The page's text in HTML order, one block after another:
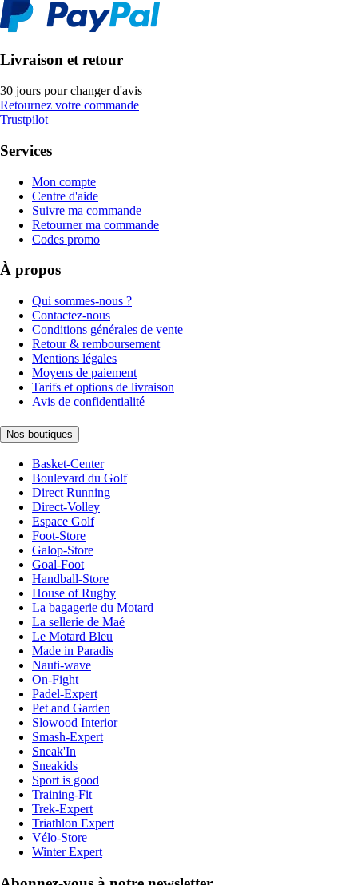
Livraison et retour
30 jours pour changer d'avis
Retournez votre commande
Trustpilot
Services
Mon compte
Centre d'aide
Suivre ma commande
Retourner ma commande
Codes promo
À propos
Qui sommes-nous ?
Contactez-nous
Conditions générales de vente
Retour & remboursement
Mentions légales
Moyens de paiement
Tarifs et options de livraison
Avis de confidentialité
Nos boutiques
Basket-Center
Boulevard du Golf
Direct Running
Direct-Volley
Espace Golf
Foot-Store
Galop-Store
Goal-Foot
Handball-Store
House of Rugby
La bagagerie du Motard
La sellerie de Maé
Le Motard Bleu
Made in Paradis
Nauti-wave
On-Fight
Padel-Expert
Pet and Garden
Slowood Interior
Smash-Expert
Sneak'In
Sneakids
Sport is good
Training-Fit
Trek-Expert
Triathlon Expert
Vélo-Store
Winter Expert